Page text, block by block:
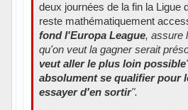
deux journées de la fin la Ligue
reste mathématiquement
fond l'Europa League, assure
qu'on veut la gagner serait
veut aller le plus loin possible
absolument se qualifier pour
essayer d'en sortir".